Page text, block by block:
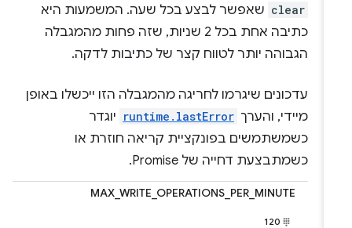
clear שאפשר לבצע בכל שעה. המשמעות היא
כתיבה אחת בכל 2 שניות, שזה פחות מהמגבלה
הגבוהה יותר לטווח קצר של כתיבות לדקה.
עדכונים שיגרמו לחריגה מהמגבלה הזו ייכשלו באופן
מיידי, והערך runtime.lastError יוגדר
כשמשתמשים בפונקציית קריאה חוזרת או
כשמתבצעת דחייה של Promise.
MAX_WRITE_OPERATIONS_PER_MINUTE
120